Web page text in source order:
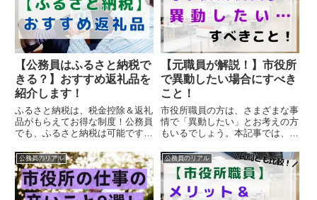
【公務員はふるさと納税で
きる？】おすすめ返礼品を
紹介します！
ふるさと納税は、税金控除＆返礼
品がもらえてお得な制度！公務員
でも、ふるさと納税は可能です。
めの返礼品を紹介します。食品や
生活雑貨などお得なアイテムがた
くさんあるので、ぜひご参考にし
てみてください。
【元職員が解説！】市役所
で異動したい場合にすべき
こと！
市役所職員の方は、さまざまな事
情で「異動したい」とお考えの方
もいるでしょう。本記事では、市
することを紹介しています。現在
の職場で深刻な状況なら、早めに
行動すべき。状況が大きく変わる
可能性はあるので、諦めずに行動
公務員のリアル 公務員のリアル